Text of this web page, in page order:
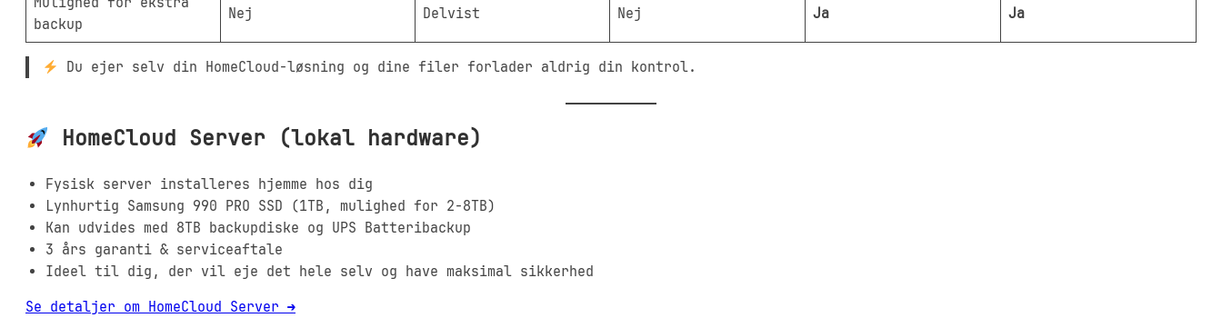
backup
Nej Delvist Nej Ja Ja
Du ejer selv din HomeCloud-løsning og dine filer forlader aldrig din kontrol.
HomeCloud Server (lokal hardware)
Fysisk server installeres hjemme hos dig
Lynhurtig Samsung 990 PRO SSD (1TB, mulighed for 2-8TB)
Kan udvides med 8TB backupdiske og UPS Batteribackup
3 års garanti & serviceaftale
Ideel til dig, der vil eje det hele selv og have maksimal sikkerhed
Se detaljer om HomeCloud Server ➔